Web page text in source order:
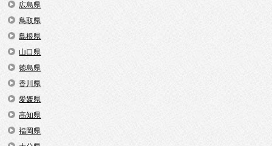
広島県
鳥取県
島根県
山口県
徳島県
香川県
愛媛県
高知県
福岡県